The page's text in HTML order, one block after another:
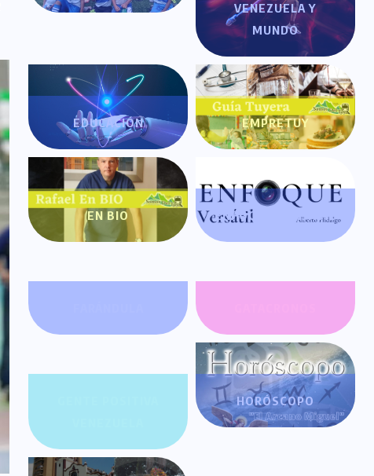
VENEZUELA Y
MUNDO
EDUCACIÓN EMPRETUY
EN BIO ENFOQUE VERSÁTIL
HORÓSCOPO